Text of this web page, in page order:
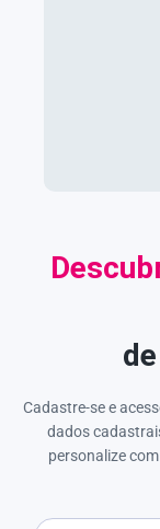
Cadastre-se e
dados
personalize